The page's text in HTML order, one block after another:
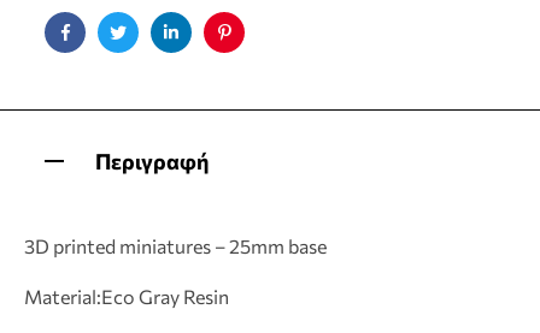
FacebookTwitterLinkedinPinterest
Περιγραφή
3D printed miniatures – 25mm base
Material:Eco Gray Resin